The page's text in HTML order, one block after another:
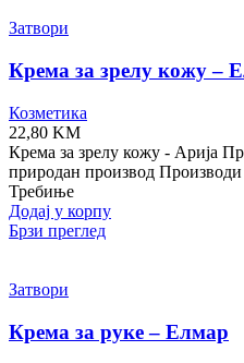
Затвори
Крема за зрелу кожу –
Козметика
22,80 KM
Крема за зрелу кожу - Арија
природан производ
Требиње
Додај у корпу
Брзи преглед
Затвори
Крема за руке – Елмар